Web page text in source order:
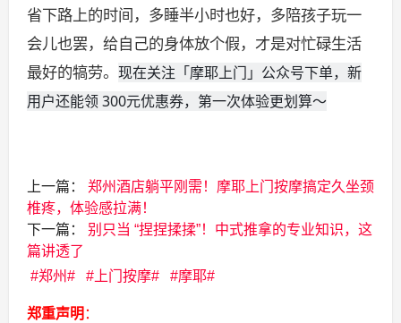
省下路上的时间，多睡半小时也好，多陪孩子玩一
会儿也罢，给自己的身体放个假，才是对忙碌生活
最好的犒劳。 现在关注「摩耶上门」公众号下单，新
用户还能领 300元优惠券，第一次体验更划算～
上一篇：
郑州酒店躺平刚需！摩耶上门按摩搞定久坐颈
椎疼，体验感拉满！
下一篇：
别只当 “捏捏揉揉”！中式推拿的专业知识，这
篇讲透了
郑州
上门按摩 摩耶
郑重声明 ：